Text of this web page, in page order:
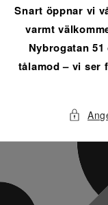
Snart öppnar vi
varmt
Nybrogatan
tålamod – vi ser